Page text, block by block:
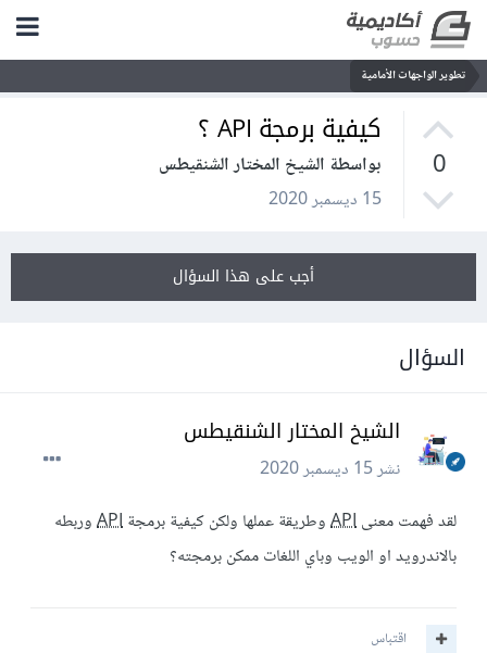
تطوير الواجهات الأمامية
0
كيفية برمجة API ؟
بواسطة الشيخ المختار الشنقيطس
15 ديسمبر 2020
أجب على هذا السؤال
السؤال
الشيخ المختار الشنقيطس
نشر15 ديسمبر 2020
لقد فهمت معنىAPIوطريقة عملها ولكن كيفية برمجةAPIوربطه
بالاندرويد او الويب وباي اللغات ممكن برمجته؟
اقتباس